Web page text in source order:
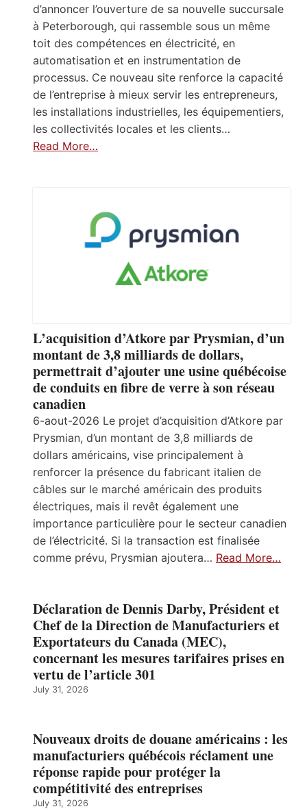
d’annoncer l’ouverture de sa nouvelle succursale
à Peterborough, qui rassemble sous un même
toit des compétences en électricité, en
automatisation et en instrumentation de
processus. Ce nouveau site renforce la capacité
de l’entreprise à mieux servir les entrepreneurs,
les installations industrielles, les équipementiers,
les collectivités locales et les clients…
Read More…
L’acquisition d’Atkore par Prysmian, d’un
montant de 3,8 milliards de dollars,
permettrait d’ajouter une usine québécoise
de conduits en fibre de verre à son réseau
canadien
6-aout-2026 Le projet d’acquisition d’Atkore par
Prysmian, d’un montant de 3,8 milliards de
dollars américains, vise principalement à
renforcer la présence du fabricant italien de
câbles sur le marché américain des produits
électriques, mais il revêt également une
importance particulière pour le secteur canadien
de l’électricité. Si la transaction est finalisée
comme prévu, Prysmian ajoutera… Read More…
Déclaration de Dennis Darby, Président et
Chef de la Direction de Manufacturiers et
Exportateurs du Canada (MEC),
concernant les mesures tarifaires prises en
vertu de l’article 301
July 31, 2026
Nouveaux droits de douane américains : les
manufacturiers québécois réclament une
réponse rapide pour protéger la
compétitivité des entreprises
July 31, 2026